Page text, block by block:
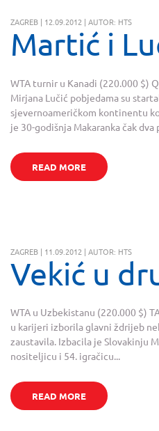
ZAGREB | 12.09.2012 | AUTOR: HTS
Martić i
WTA turnir u Kanadi (220.000 $)
Mirjana Lučić pobjedama su
sjevernoameričkom kontinentu
je 30-godišnja Makaranka čak dva
READ MORE
ZAGREB | 11.09.2012 | AUTOR: HTS
Vekić u
WTA u Uzbekistanu (220.000 $)
u karijeri izborila glavni ždrijeb
zaustavila. Izbacila je Slovakinju
nositeljicu i 54. igračicu...
READ MORE